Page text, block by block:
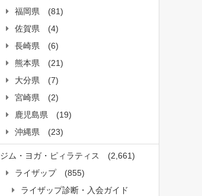
福岡県
(81)
佐賀県
(4)
長崎県
(6)
熊本県
(21)
大分県
(7)
宮崎県
(2)
鹿児島県
(19)
沖縄県
(23)
ジム・ヨガ・ピィラティス
(2,661)
ライザップ
(855)
ライザップ診断・入会ガイド